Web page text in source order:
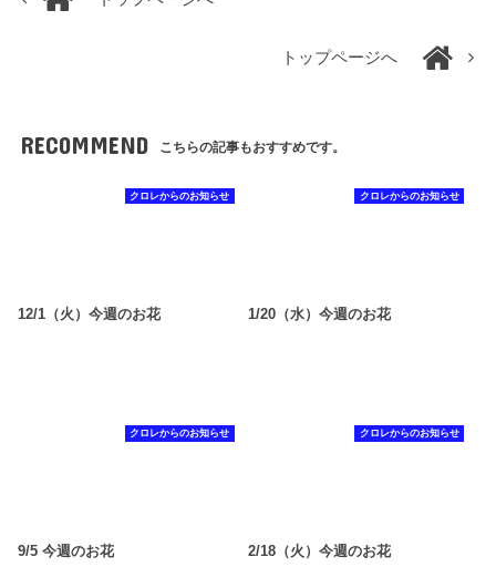
トップページへ
RECOMMEND こちらの記事もおすすめです。
クロレからのお知らせ
12/1（火）今週のお花
クロレからのお知らせ
1/20（水）今週のお花
クロレからのお知らせ
9/5 今週のお花
クロレからのお知らせ
2/18（火）今週のお花